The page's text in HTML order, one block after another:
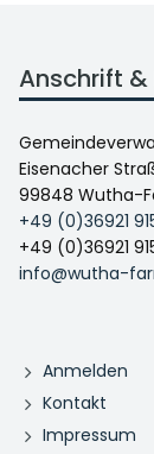
Anschrift
Eisenacher
99848 Wutha-
+49 (0)36921
+49 (0)36921
info@wutha-
Anmelden
Kontakt
Impressum